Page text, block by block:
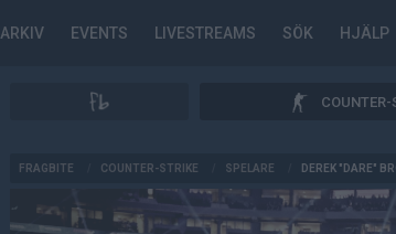
ARKIV EVENTS LIVESTREAMS SÖK HJÄLP
COUNTER-
FRAGBITE COUNTER-STRIKE SPELARE DEREK "DARE"